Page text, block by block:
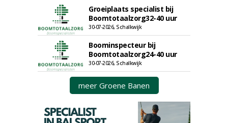
Groeiplaats specialist bij
Boomtotaalzorg32-40 uur
30-07-2026, Schalkwijk
Boominspecteur bij
Boomtotaalzorg24-40 uur
30-07-2026, Schalkwijk
meer Groene Banen